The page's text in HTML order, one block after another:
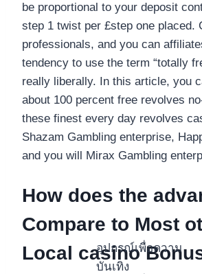
อุปกรณ์เพื่อความ
บันเทิง
be proportional to your deposit
step 1 twist per £step one placed.
professionals, and you can
tendency to use the term “totally
really liberally. In this article, you
about 100 percent free revolves
these finest every day revolves
Shazam Gambling enterprise,
and you will Mirax Gambling
How does the
Compare to Most
Local casino